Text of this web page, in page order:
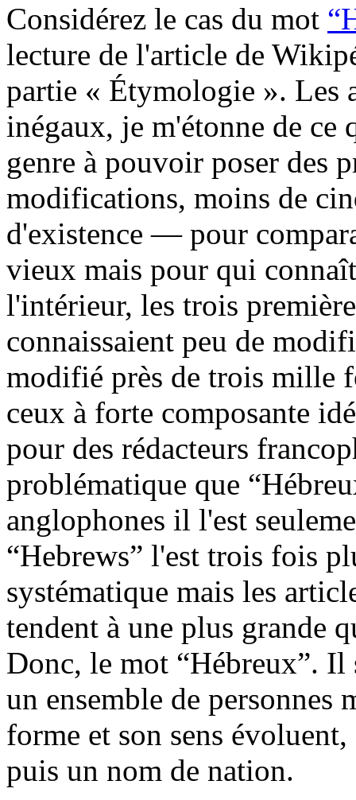
Considérez le cas du mot
lecture de l'article de
partie « Étymologie ». Les
inégaux, je m'étonne de
genre à pouvoir poser des
modifications, moins de
d'existence — pour
vieux mais pour qui
l'intérieur, les trois
connaissaient peu de
modifié près de trois mille
ceux à forte composante
pour des rédacteurs
problématique que
anglophones il l'est
“Hebrews” l'est trois fois
systématique mais les
tendent à une plus grande
Donc, le mot “Hébreux”. Il
un ensemble de personnes
forme et son sens
puis un nom de nation.